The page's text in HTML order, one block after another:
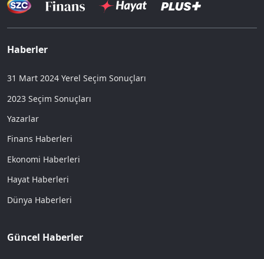
Haberler
31 Mart 2024 Yerel Seçim Sonuçları
2023 Seçim Sonuçları
Yazarlar
Finans Haberleri
Ekonomi Haberleri
Hayat Haberleri
Dünya Haberleri
Güncel Haberler